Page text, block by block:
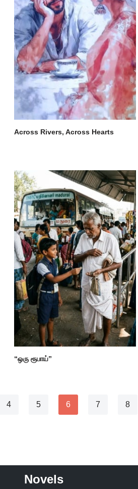
Across Rivers, Across Hearts
“ஒரு ரூபாய்”
4 5 6 7 8
Novels